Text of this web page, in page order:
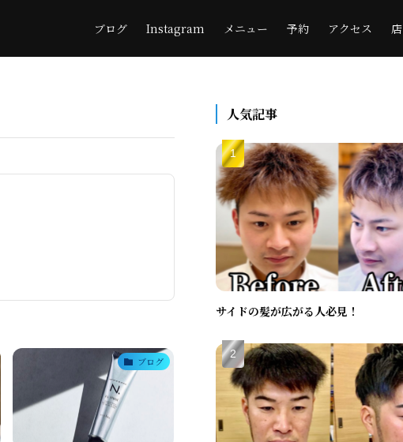
ブログ Instagram メニュー 予約 アクセス
ブログ
人気記事
サイドの髪が広がる人必見！